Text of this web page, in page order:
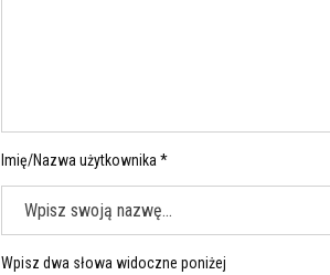
Imię/Nazwa użytkownika *
Wpisz dwa słowa widoczne poniżej